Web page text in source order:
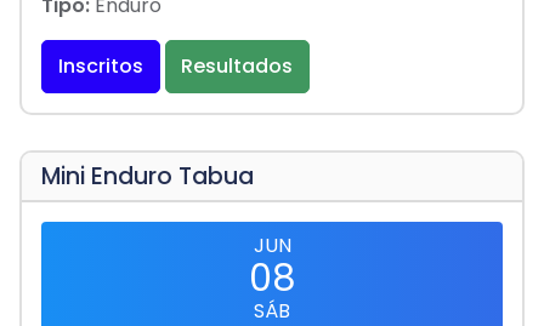
Inscritos Resultados
Mini Enduro Tabua
JUN
08
SÁB